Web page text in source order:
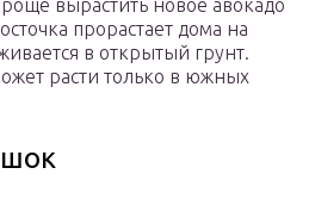
вырастить новое авокадо
прорастает дома на
в открытый грунт.
расти только в южных